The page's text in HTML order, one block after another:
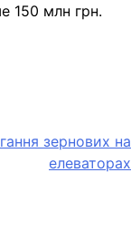
150 млн грн.
зернових на
елеваторах